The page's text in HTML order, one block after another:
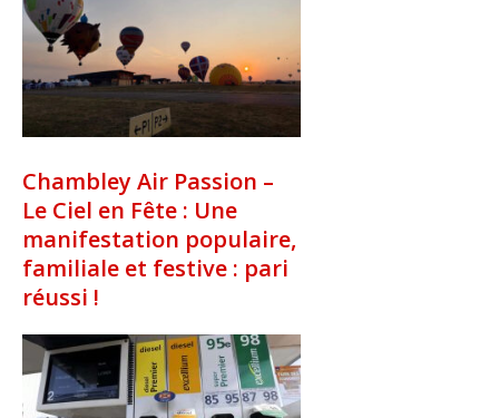
Chambley Air Passion –
Le Ciel en Fête : Une
manifestation populaire,
familiale et festive : pari
réussi !